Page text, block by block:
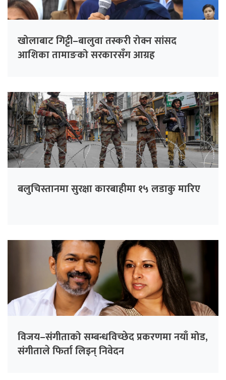
खोलाबाट गिट्टी–बालुवा तस्करी रोक्न सांसद
आशिका तामाङको सरकारसँग आग्रह
बलुचिस्तानमा सुरक्षा कारबाहीमा १५ लडाकु मारिए
विजय–संगीताको सम्बन्धविच्छेद प्रकरणमा नयाँ मोड,
संगीता‍ले फिर्ता लिइन् निवेदन